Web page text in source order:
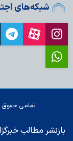
شبکه‌های
تمامی حقوق
بازنشر مطالب